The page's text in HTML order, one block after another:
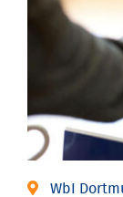
WbI